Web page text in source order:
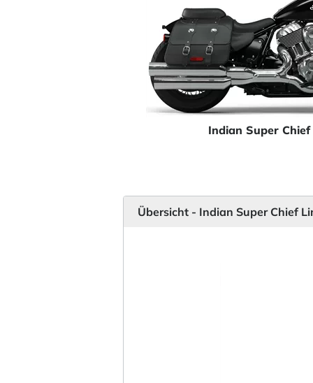
Indian Super
Übersicht - Indian Super Chief